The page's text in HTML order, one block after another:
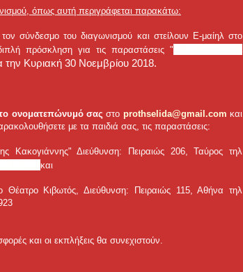
όπως αυτή περιγράφεται παρακάτω:
σύνδεσμο του διαγωνισμού και στείλουν Ε-μαίηλ στο
πρόσκληση για τις παραστάσεις "
την Κυριακή 30 Νοεμβρίου 2018.
ονοματεπώνυμό σας στο prothselida@gmail.com και
με τα παιδιά σας, τις παραστάσεις:
Κακογιάννης" Διεύθυνση: Πειραιώς 206, Ταύρος τηλ
και
Θέατρο Κιβωτός, Διεύθυνση: Πειραιώς 115, Αθήνατηλ
και οι εκπλήξεις θα συνεχιστούν.